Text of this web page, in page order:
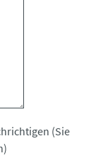
(Sie